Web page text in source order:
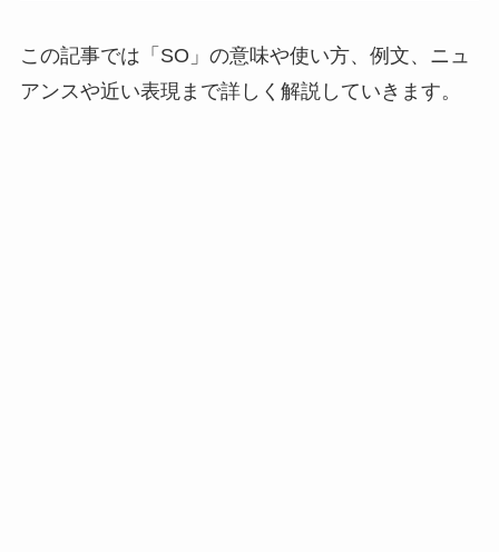
この記事では「SO」の意味や使い方、例文、ニュ
アンスや近い表現まで詳しく解説していきます。